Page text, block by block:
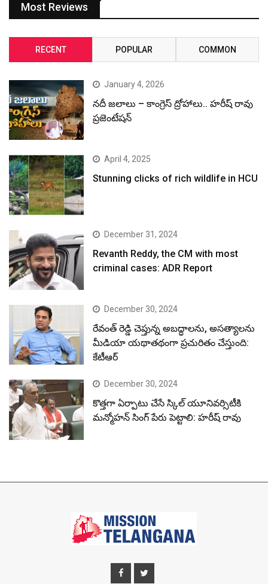
Most Reviews
RECENT POPULAR COMMON
January 4, 2026
నదీ జలాలు – కాంగ్రెస్ ద్రోహాలు.. హరీష్ రావు
ప్రజెంటేషన్
April 4, 2025
Stunning clicks of rich wildlife in HCU
December 31, 2024
Revanth Reddy, the CM with most
criminal cases: ADR Report
December 30, 2024
రేవంత్ రెడ్డి చెప్తున్న అబద్ధాలను, అసత్యాలను
మీడియా యథాతథంగా ప్రచురితం చేస్తుంది:
కేటీఆర్
December 30, 2024
కొత్తగా ఏర్పాటు చేసే స్కిల్ యూనివర్సిటీకి
మన్మోహన్ సింగ్ పేరు పెట్టాలి: హరీష్ రావు